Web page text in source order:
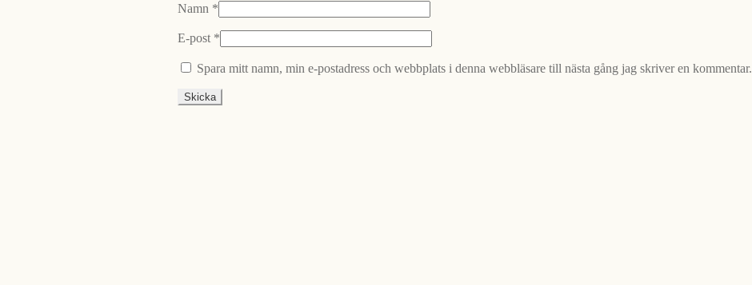
Namn *
E-post *
Spara mitt namn, min e-postadress och webbplats i denna webbläsare till nästa gång jag skriver en kommentar.